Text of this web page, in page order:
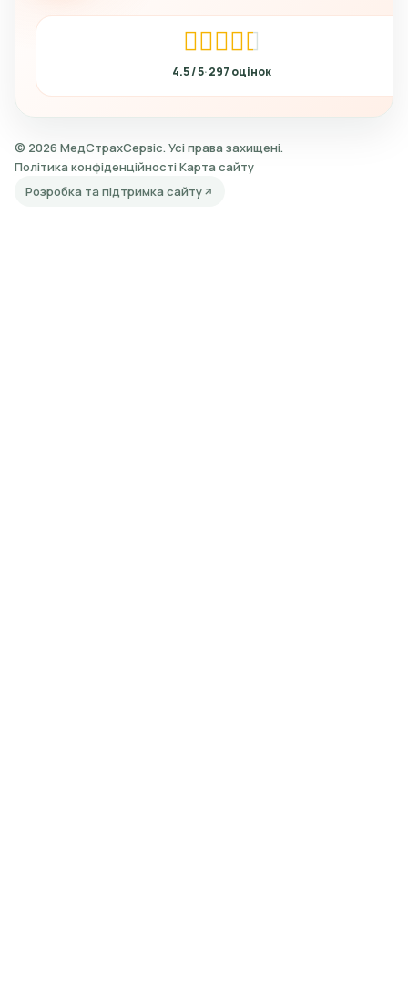
4.5 297
© 2026 МедСтрахСервіс. Усі права захищені.
Політика конфіденційності Карта сайту
Розробка та підтримка сайту